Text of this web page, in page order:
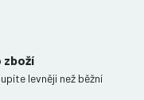
zboží
levněji než běžní